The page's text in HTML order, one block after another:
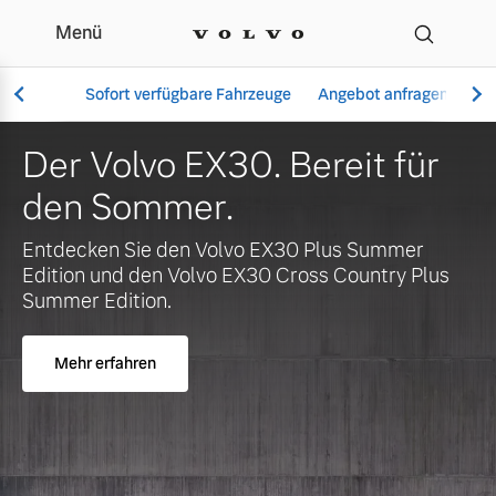
Ihr Volvo Händler in
Menü
Sofort verfügbare Fahrzeuge Angebot anfragen
Vollelektrisch
6 Modelle
Plug-in Hybrid
Geschäftskunden
Unser Team
EX30. Bereit für
Volvo EX30 Plus Summer
EX30 Cross Country Plus
Jetzt
XC60